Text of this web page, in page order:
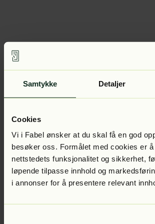
Samtykke Detaljer
Cookies
Vi i Fabel ønsker at du skal få en god
besøker oss. Formålet med cookies er
nettstedets funksjonalitet og sikkerhet,
løpende tilpasse innhold og
i annonser for å presentere relevant